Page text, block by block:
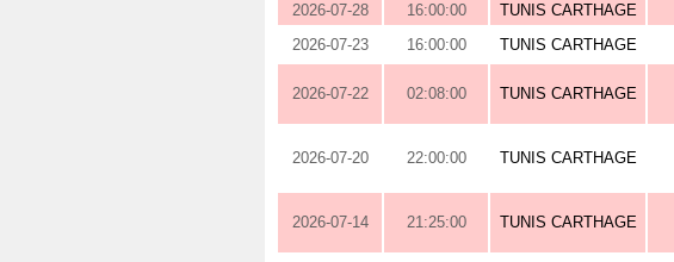
2026-07-28
16:00:00 TUNIS CARTHAGE
2026-07-23
16:00:00 TUNIS CARTHAGE
2026-07-22 02:08:00 TUNIS CARTHAGE
2026-07-20 22:00:00 TUNIS CARTHAGE
2026-07-14 21:25:00 TUNIS CARTHAGE